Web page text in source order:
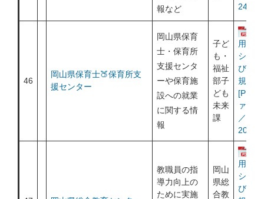
報など
46
岡山県保育士🍑保育所支
援センター
岡山県保育
士・保育所
支援センタ
ーや保育施
設への就業
に関する情
報
子ど
も・
福祉
部子
ども
未来
課
用ポリ
シー及
び利用
規約
[PDF
ァイル
／
教職員の指
導力向上の
ために実施
岡山
県総
合教
用ポリ
シー及
び利用